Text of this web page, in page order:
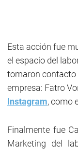
Esta acción fue
el espacio del
tomaron contacto
empresa: Fatro
Instagram, como
Finalmente fue
Marketing del